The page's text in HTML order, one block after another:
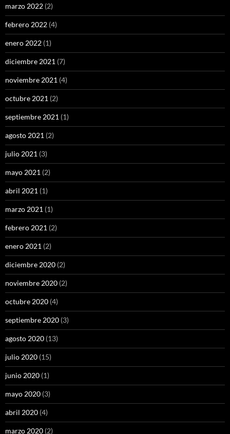
marzo 2022 (2)
febrero 2022 (4)
enero 2022 (1)
diciembre 2021 (7)
noviembre 2021 (4)
octubre 2021 (2)
septiembre 2021 (1)
agosto 2021 (2)
julio 2021 (3)
mayo 2021 (2)
abril 2021 (1)
marzo 2021 (1)
febrero 2021 (2)
enero 2021 (2)
diciembre 2020 (2)
noviembre 2020 (2)
octubre 2020 (4)
septiembre 2020 (3)
agosto 2020 (13)
julio 2020 (15)
junio 2020 (1)
mayo 2020 (3)
abril 2020 (4)
marzo 2020 (2)